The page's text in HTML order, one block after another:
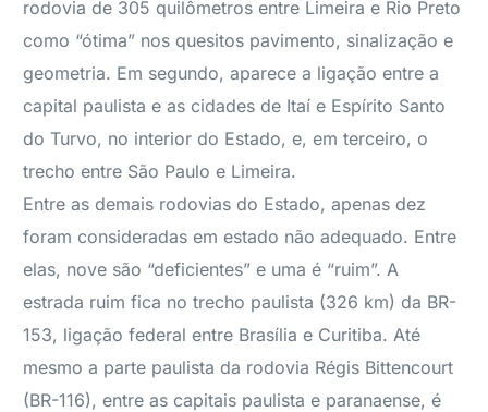
rodovia de 305 quilômetros entre Limeira e Rio Preto
como “ótima” nos quesitos pavimento, sinalização e
geometria. Em segundo, aparece a ligação entre a
capital paulista e as cidades de Itaí e Espírito Santo
do Turvo, no interior do Estado, e, em terceiro, o
trecho entre São Paulo e Limeira.
Entre as demais rodovias do Estado, apenas dez
foram consideradas em estado não adequado. Entre
elas, nove são “deficientes” e uma é “ruim”. A
estrada ruim fica no trecho paulista (326 km) da BR-
153, ligação federal entre Brasília e Curitiba. Até
mesmo a parte paulista da rodovia Régis Bittencourt
(BR-116), entre as capitais paulista e paranaense, é